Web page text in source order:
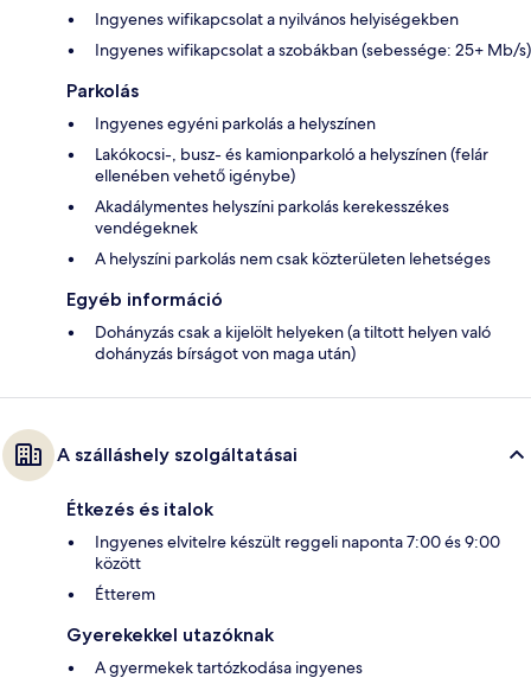
Ingyenes wifikapcsolat a nyilvános helyiségekben
Ingyenes wifikapcsolat a szobákban (sebessége: 25+ Mb/s)
Parkolás
Ingyenes egyéni parkolás a helyszínen
Lakókocsi-, busz- és kamionparkoló a helyszínen (felár
ellenében vehető igénybe)
Akadálymentes helyszíni parkolás kerekesszékes
vendégeknek
A helyszíni parkolás nem csak közterületen lehetséges
Egyéb információ
Dohányzás csak a kijelölt helyeken (a tiltott helyen való
dohányzás bírságot von maga után)
A szálláshely szolgáltatásai
Étkezés és italok
Ingyenes elvitelre készült reggeli naponta 7:00 és 9:00
között
Étterem
Gyerekekkel utazóknak
A gyermekek tartózkodása ingyenes